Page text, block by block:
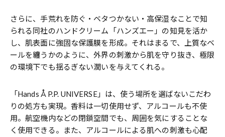
さらに、手荒れを防ぐ・ベタつかない・高保湿なことで知
られる同社のハンドクリーム「ハンズエー」の知見を活か
し、肌表面に強固な保護膜を形成。それはまるで、上質なベ
ールを纏うかのように、外界の刺激から肌を守り抜き、極限
の環境下でも揺るぎない潤いを与えてくれる。
「Hands Å P.P. UNIVERSE」は、使う場所を選ばないこだわ
りの処方も実現。香料は一切使用せず、アルコールも不使
用。航空機内などの閉鎖空間でも、周囲を気にすることな
く使用できる。また、アルコールによる肌への刺激も心配